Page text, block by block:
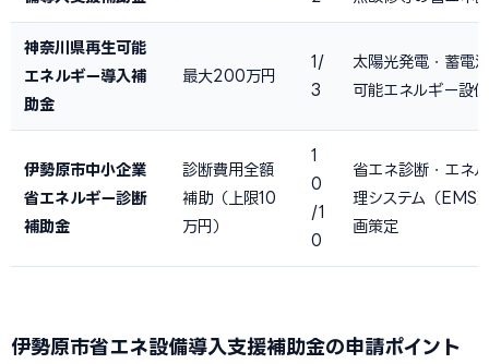
神奈川県再生可能
エネルギー導入補
助金
最大200万円
1/
3
太陽光発電・蓄電
可能エネルギー設
伊勢原市中小企業
省エネルギー診断
補助金
診断費用全額
補助（上限10
万円）
1
0
/1
0
省エネ診断・エネ
理システム（EMS
画策定
伊勢原市省エネ設備導入支援補助金の申請ポイント